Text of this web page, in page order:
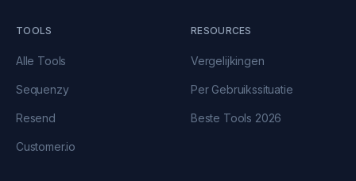
TOOLS
Alle Tools
Sequenzy
Resend
Customer.io
RESOURCES
Vergelijkingen
Per Gebruikssituatie
Beste Tools 2026